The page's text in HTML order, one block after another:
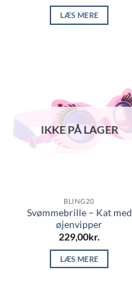
LÆS MERE
IKKE PÅ LAGER
BLING20
Svømmebrille – Kat med
øjenvipper
229,00kr.
LÆS MERE